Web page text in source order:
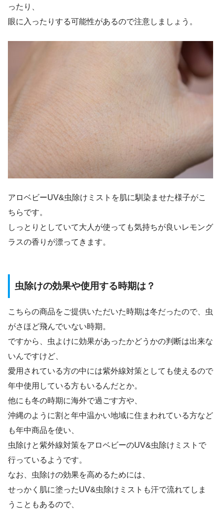
ったり、
眼に入ったりする可能性があるので注意しましょう。
アロベビーUV&虫除けミストを肌に馴染ませた様子がこ
ちらです。
しっとりとしていて大人が使っても気持ちが良いレモング
ラスの香りが漂ってきます。
虫除けの効果や使用する時期は？
こちらの商品をご提供いただいた時期は冬だったので、虫
がさほど飛んでいない時期。
ですから、虫よけに効果があったかどうかの判断は出来な
いんですけど、
愛用されている方の中には紫外線対策としても使えるので
年中使用している方もいるんだとか。
他にも冬の時期に海外で過ごす方や、
沖縄のように割と年中温かい地域に住まわれている方など
も年中商品を使い、
虫除けと紫外線対策をアロベビーのUV&虫除けミストで
行っているようです。
なお、虫除けの効果を高めるためには、
せっかく肌に塗ったUV&虫除けミストも汗で流れてしま
うこともあるので、